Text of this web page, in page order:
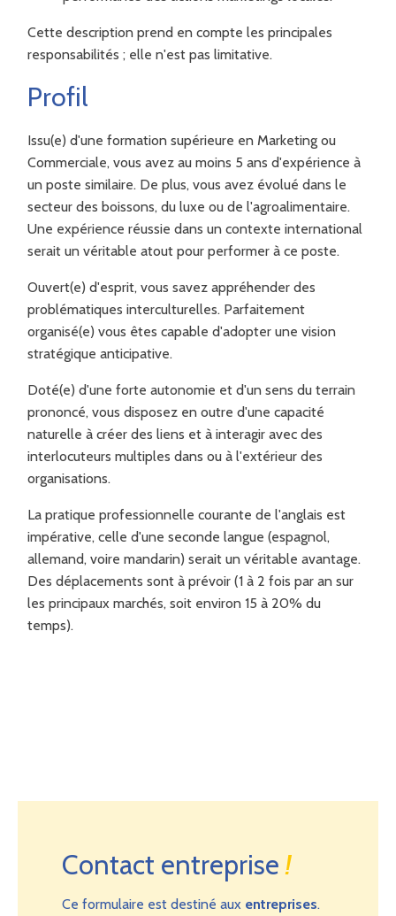
Cette description prend en compte les principales
responsabilités ; elle n'est pas limitative.
Profil
Issu(e) d'une formation supérieure en Marketing ou
Commerciale, vous avez au moins 5 ans d'expérience à
un poste similaire. De plus, vous avez évolué dans le
secteur des boissons, du luxe ou de l'agroalimentaire.
Une expérience réussie dans un contexte international
serait un véritable atout pour performer à ce poste.
Ouvert(e) d'esprit, vous savez appréhender des
problématiques interculturelles. Parfaitement
organisé(e) vous êtes capable d'adopter une vision
stratégique anticipative.
Doté(e) d'une forte autonomie et d'un sens du terrain
prononcé, vous disposez en outre d'une capacité
naturelle à créer des liens et à interagir avec des
interlocuteurs multiples dans ou à l'extérieur des
organisations.
La pratique professionnelle courante de l'anglais est
impérative, celle d'une seconde langue (espagnol,
allemand, voire mandarin) serait un véritable avantage.
Des déplacements sont à prévoir (1 à 2 fois par an sur
les principaux marchés, soit environ 15 à 20% du
temps).
Contact entreprise!
Ce formulaire est destiné aux entreprises.